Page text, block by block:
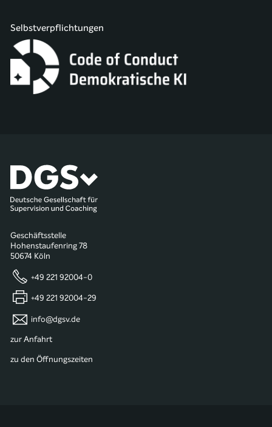
Selbstverpflichtungen
Geschäftsstelle
Hohenstaufenring 78
50674 Köln
+49 221 92004-0
+49 221 92004-29
info@dgsv.de
zur Anfahrt
zu den Öffnungszeiten